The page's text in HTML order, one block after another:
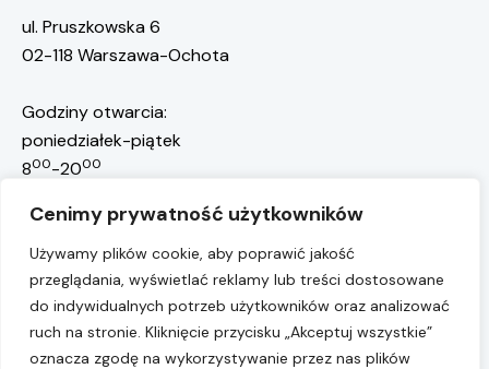
Cenimy prywatność użytkowników
Używamy plików cookie, aby poprawić jakość
przeglądania, wyświetlać reklamy lub treści dostosowane
do indywidualnych potrzeb użytkowników oraz analizować
ruch na stronie. Kliknięcie przycisku „Akceptuj wszystkie”
oznacza zgodę na wykorzystywanie przez nas plików
ul. Pruszkowska 6
02-118 Warszawa-Ochota
Godziny otwarcia:
poniedziałek-piątek
800-2000
rejestracja@rheuma-medicus.pl
Rejestracja pacjentów:668 117 301
Przychodnia:22 10 10 755
Numer konta:
75 1050 1025 1000 0090 7238 7302